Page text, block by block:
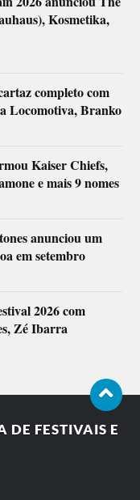
Kosmetika,
completo com
Locomotiva, Branko
Kaiser Chiefs,
e mais 9 nomes
anunciou um
em setembro
2026 com
Zé Ibarra
DE FESTIVAIS E